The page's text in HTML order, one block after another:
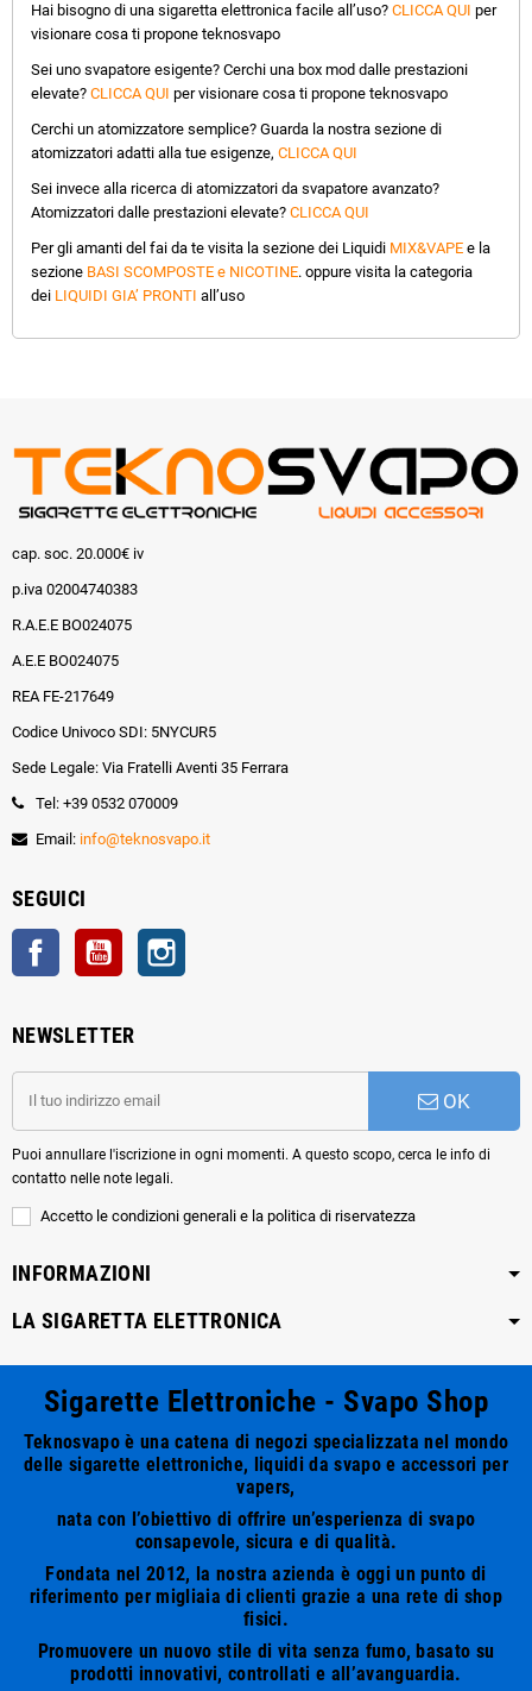
Hai bisogno di una sigaretta elettronica facile all’uso? CLICCA QUI per
visionare cosa ti propone teknosvapo
Sei uno svapatore esigente? Cerchi una box mod dalle prestazioni
elevate? CLICCA QUI per visionare cosa ti propone teknosvapo
Cerchi un atomizzatore semplice? Guarda la nostra sezione di
atomizzatori adatti alla tue esigenze, CLICCA QUI
Sei invece alla ricerca di atomizzatori da svapatore avanzato?
Atomizzatori dalle prestazioni elevate? CLICCA QUI
Per gli amanti del fai da te visita la sezione dei Liquidi MIX&VAPE e la
sezione BASI SCOMPOSTE e NICOTINE. oppure visita la categoria
dei LIQUIDI GIA’ PRONTI all’uso
cap. soc. 20.000€ iv
p.iva 02004740383
R.A.E.E BO024075
A.E.E BO024075
REA FE-217649
Codice Univoco SDI: 5NYCUR5
Sede Legale: Via Fratelli Aventi 35 Ferrara
Tel: +39 0532 070009
Email: info@teknosvapo.it
SEGUICI
Facebook YouTube
NEWSLETTER
OK
Puoi annullare l'iscrizione in ogni momenti. A questo scopo, cerca le info di
contatto nelle note legali.
Accetto le condizioni generali e la politica di riservatezza
INFORMAZIONI
LA SIGARETTA ELETTRONICA
Sigarette Elettroniche - Svapo Shop
Teknosvapo è una catena di negozi specializzata nel mondo
delle sigarette elettroniche, liquidi da svapo e accessori per
vapers,
nata con l’obiettivo di offrire un’esperienza di svapo
consapevole, sicura e di qualità.
Fondata nel 2012, la nostra azienda è oggi un punto di
riferimento per migliaia di clienti grazie a una rete di shop
fisici.
Promuovere un nuovo stile di vita senza fumo, basato su
prodotti innovativi, controllati e all’avanguardia.